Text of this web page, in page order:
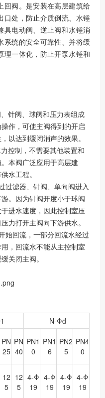
回阀。是安装在高层建筑给
口处，防止介质倒流、水锤
具电动阀、逆止阀和水锤消
系统的安全可靠性、并将缓
理一体化，防止开泵水锤和
针阀、球阀和压力表组成
作，可使主阀得到的开启
以达到缓闭消声的效果。
控制，不需要其他装置和
本阀广泛应用于高层建
水工程。
过滤器、针阀、单向阀进入
。因为针阀开度小于球阀
进水速度，因此控制室压
力打开主阀向下游供水。
始回流，一部分回流水经过
，回流水不能从主控制室
关闭主阀。
N-Φd
PN
25
PN
40
PN1
0
PN1
6
PN2
5
PN4
0
12
5
12
5
4-Φ
19
4-Φ
19
4-Φ
19
4-Φ
19